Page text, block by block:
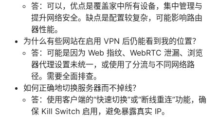
答：可以，优点是覆盖家中所有设备，集中管理与
提升网络安全。缺点是配置较复杂，可能影响路由
器性能。
为什么有些网站在启用 VPN 后仍能看到我的位置？
答：可能是因为 Web 指纹、WebRTC 泄漏、浏览
器代理设置未统一，或使用了分流与不同网络路
径。需要全面排查。
如何正确地切换服务器而不掉线？
答：使用客户端的“快速切换”或“断线重连”功能，确
保 Kill Switch 启用，避免暴露真实 IP。